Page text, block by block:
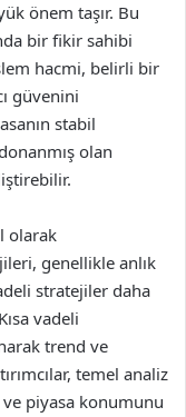
önem taşır. Bu
bir fikir sahibi
hacmi, belirli bir
güvenini
stabil
olan
olarak
genellikle anlık
stratejiler daha
vadeli
trend ve
temel analiz
piyasa konumunu